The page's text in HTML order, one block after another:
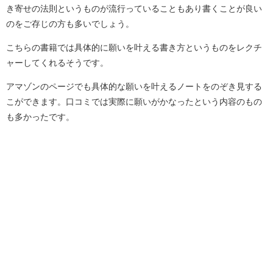
き寄せの法則というものが流行っていることもあり書くことが良い
のをご存じの方も多いでしょう。
こちらの書籍では具体的に願いを叶える書き方というものをレクチ
ャーしてくれるそうです。
アマゾンのページでも具体的な願いを叶えるノートをのぞき見する
こができます。口コミでは実際に願いがかなったという内容のもの
も多かったです。